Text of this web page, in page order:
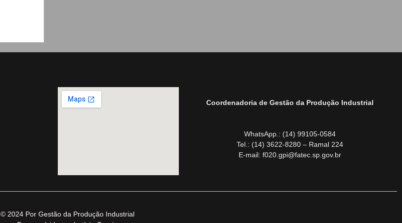
Coordenadoria de Gestão da Produção Industrial
WhatsApp.: (14) 99105-0584
Tel.: (14) 3622-8280 – Ramal 224
E-mail: f020.gpi@fatec.sp.gov.br
© 2024 Por Gestão da Produção Industrial